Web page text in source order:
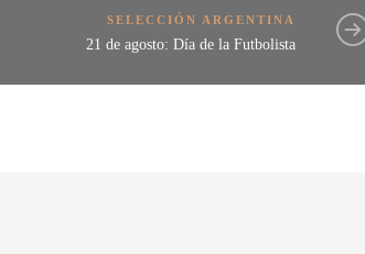
SELECCIÓN ARGENTINA
21 de agosto: Día de la Futbolista